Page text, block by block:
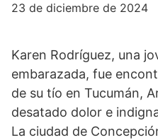
23 de diciembre de 2024
Karen Rodríguez, una
embarazada, fue
de su tío en Tucumán,
desatado dolor e
La ciudad de